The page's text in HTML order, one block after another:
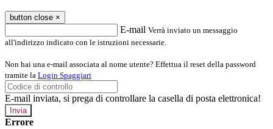
button close ×
E-mail Verrà inviato un messaggio
all'indirizzo indicato con le istruzioni necessarie.
Non hai una e-mail associata al nome utente? Effettua il reset della password
tramite la Login Spaggiari
E-mail inviata, si prega di controllare la casella di posta elettronica!
Errore